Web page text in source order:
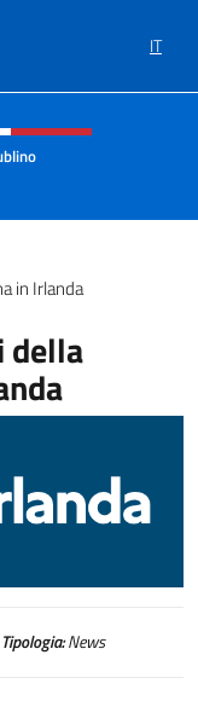
IT
e menù
in Irlanda
della
Tipologia:News